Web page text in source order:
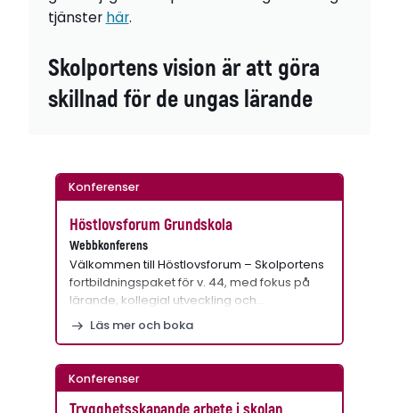
tjänster här.
Skolportens vision är att göra
skillnad för de ungas lärande
Konferenser
Höstlovsforum Grundskola
Webbkonferens
Välkommen till Höstlovsforum – Skolportens
fortbildningspaket för v. 44, med fokus på
lärande, kollegial utveckling och…
Läs mer och boka
Konferenser